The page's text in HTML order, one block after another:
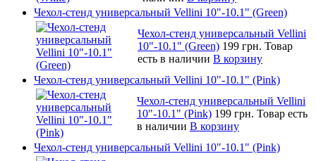
Чехол-стенд универсальный Vellini 10"-10.1" (Green)
Чехол-стенд универсальный Vellini
10"-10.1" (Green) 199 грн. Товар
есть в наличии В корзину
Чехол-стенд универсальный Vellini 10"-10.1" (Pink)
Чехол-стенд универсальный Vellini
10"-10.1" (Pink) 199 грн. Товар есть
в наличии В корзину
Чехол-стенд универсальный Vellini 10"-10.1" (Pink)